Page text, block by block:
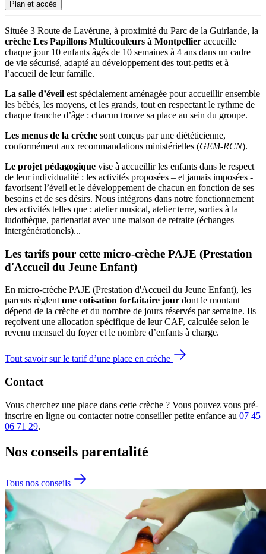
Plan et accès
Située 3 Route de Lavérune, à proximité du Parc de la Guirlande, la
crèche Les Papillons Multicouleurs à Montpellier accueille
chaque jour 10 enfants âgés de 10 semaines à 4 ans dans un cadre
de vie sécurisé, adapté au développement des tout-petits et à
l’accueil de leur famille.
La salle d’éveil est spécialement aménagée pour accueillir ensemble
les bébés, les moyens, et les grands, tout en respectant le rythme de
chaque tranche d’âge : chacun trouve sa place au sein du groupe.
Les menus de la crèche sont conçus par une diététicienne,
conformément aux recommandations ministérielles (GEM-RCN).
Le projet pédagogique vise à accueillir les enfants dans le respect
de leur individualité : les activités proposées – et jamais imposées -
favorisent l’éveil et le développement de chacun en fonction de ses
besoins et de ses désirs. Nous intégrons dans notre fonctionnement
des activités telles que : atelier musical, atelier terre, sorties à la
ludothèque, partenariat avec une maison de retraite (échanges
intergénérationels)...
Les tarifs pour cette micro-crèche PAJE (Prestation
d'Accueil du Jeune Enfant)
En micro-crèche PAJE (Prestation d'Accueil du Jeune Enfant), les
parents règlent une cotisation forfaitaire jour dont le montant
dépend de la crèche et du nombre de jours réservés par semaine. Ils
reçoivent une allocation spécifique de leur CAF, calculée selon le
revenu mensuel du foyer et le nombre d’enfants à charge.
Tout savoir sur le tarif d’une place en crèche
Contact
Vous cherchez une place dans cette crèche ? Vous pouvez vous pré-
inscrire en ligne ou contacter notre conseiller petite enfance au 07 45
06 71 29.
Nos conseils parentalité
Tous nos conseils